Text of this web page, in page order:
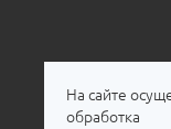
На сайте
обработка